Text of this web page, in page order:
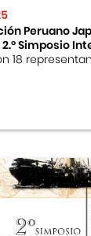
Peruano
Simposio
18